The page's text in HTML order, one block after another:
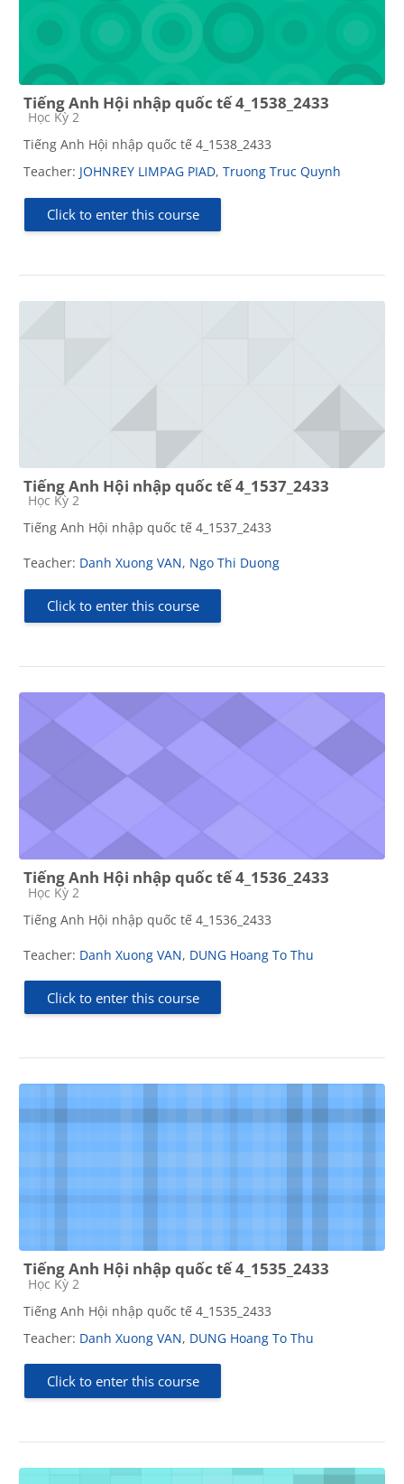
Tiếng Anh Hội nhập quốc tế 4_1538_2433
Course category
Học Kỳ 2
Tiếng Anh Hội nhập quốc tế 4_1538_2433
Teacher: JOHNREY LIMPAG PIAD, Truong Truc Quynh
Click to enter this course
Tiếng Anh Hội nhập quốc tế 4_1537_2433
Course category
Học Kỳ 2
Tiếng Anh Hội nhập quốc tế 4_1537_2433
Teacher: Danh Xuong VAN, Ngo Thi Duong
Click to enter this course
Tiếng Anh Hội nhập quốc tế 4_1536_2433
Course category
Học Kỳ 2
Tiếng Anh Hội nhập quốc tế 4_1536_2433
Teacher: Danh Xuong VAN, DUNG Hoang To Thu
Click to enter this course
Tiếng Anh Hội nhập quốc tế 4_1535_2433
Course category
Học Kỳ 2
Tiếng Anh Hội nhập quốc tế 4_1535_2433
Teacher: Danh Xuong VAN, DUNG Hoang To Thu
Click to enter this course